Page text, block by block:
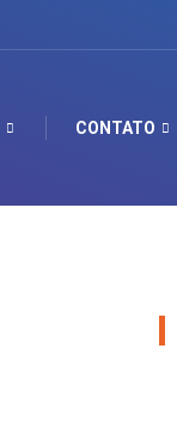
CONTATO